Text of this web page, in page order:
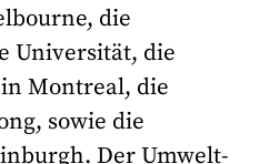
die
Universität, die
Montreal, die
sowie die
Der Umwelt-